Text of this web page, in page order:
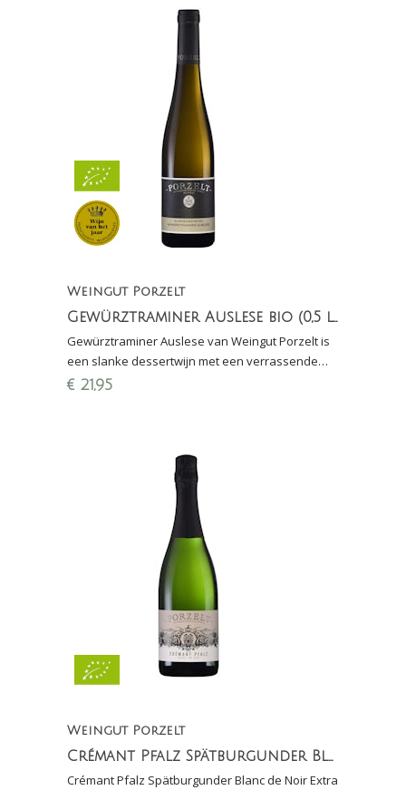
Weingut Porzelt
Gewürztraminer Auslese bio (0,5 ltr)
Gewürztraminer Auslese van Weingut Porzelt is
een slanke dessertwijn met een verrassende
zuurtegraad. Heerlijk bij Münsterkaas, paté of bij
€ 21,95
Weingut Porzelt
Crémant Pfalz Spätburgunder Blanc de Noir Extra Brut (Sekt)
Crémant Pfalz Spätburgunder Blanc de Noir Extra